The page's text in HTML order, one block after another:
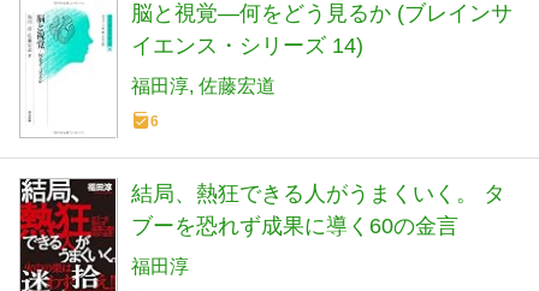
脳と視覚―何をどう見るか (ブレインサ
イエンス・シリーズ 14)
福田淳 佐藤宏道
6
結局、熱狂できる人がうまくいく。 タ
ブーを恐れず成果に導く60の金言
福田淳